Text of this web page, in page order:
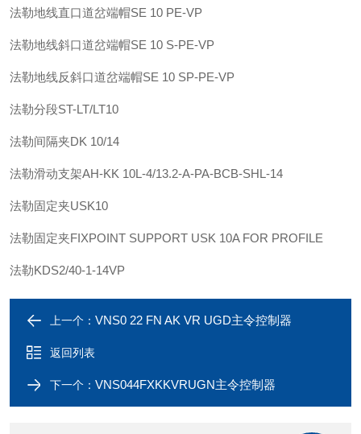
法勒地线直口道岔端帽SE 10 PE-VP
法勒地线斜口道岔端帽SE 10 S-PE-VP
法勒地线反斜口道岔端帽SE 10 SP-PE-VP
法勒分段ST-LT/LT10
法勒间隔夹DK 10/14
法勒滑动支架AH-KK 10L-4/13.2-A-PA-BCB-SHL-14
法勒固定夹USK10
法勒固定夹FIXPOINT SUPPORT USK 10A FOR PROFILE
法勒KDS2/40-1-14VP
上一个： VNS0 22 FN AK VR UGD主令控制器
返回列表
下一个： VNS044FXKKVRUGN主令控制器